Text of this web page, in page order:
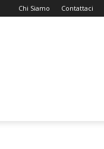
Chi Siamo Contattaci